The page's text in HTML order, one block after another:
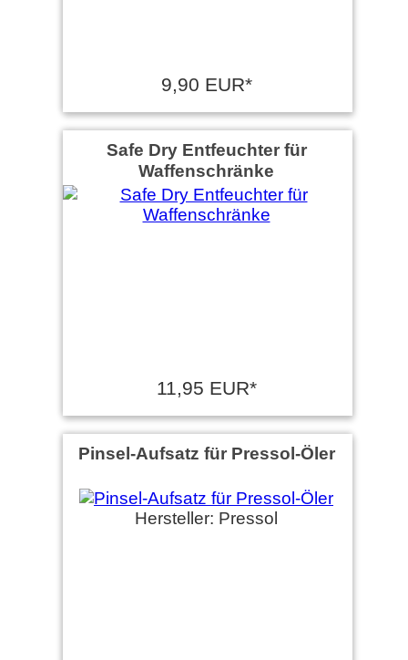
9,90 EUR*
Safe Dry Entfeuchter für
Waffenschränke
11,95 EUR*
Pinsel-Aufsatz für Pressol-Öler
Hersteller: Pressol